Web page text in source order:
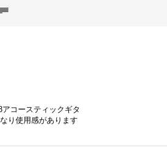
コースティックギタ
り使用感があります